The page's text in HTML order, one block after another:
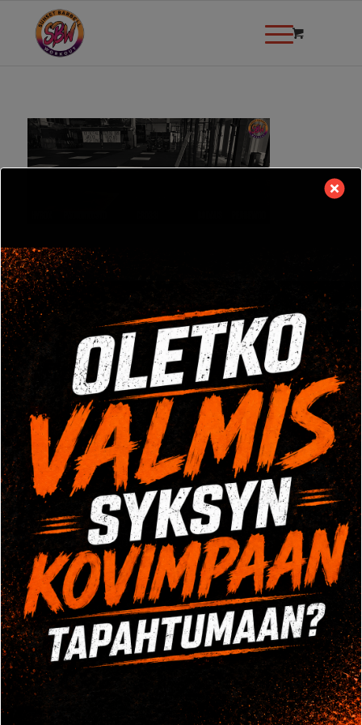
TULE TUTUSTUMAAN
Tule tutustumaan Crossi tai painonnosto tunnille
veloituksetta. Ota yhteyttä puhelimitse tai
yhteydenottolomakkeella ja varaa kokeilusi!
OPENING HOURS
Mo-Fr: 8:00-22:00
Sa: 8:00-24:00
YHTEYSTIEDOT
Tehdaskatu 8, 70620 Kuopio